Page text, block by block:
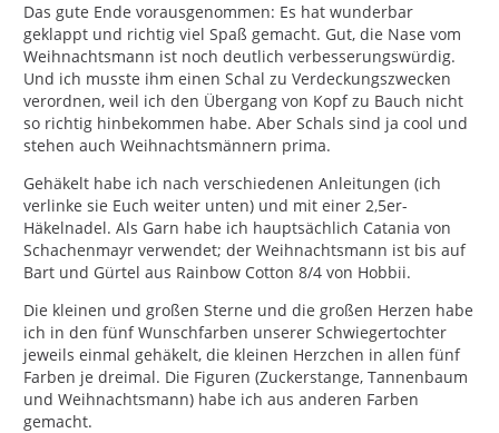
Das gute Ende vorausgenommen: Es hat wunderbar
geklappt und richtig viel Spaß gemacht. Gut, die Nase vom
Weihnachtsmann ist noch deutlich verbesserungswürdig.
Und ich musste ihm einen Schal zu Verdeckungszwecken
verordnen, weil ich den Übergang von Kopf zu Bauch nicht
so richtig hinbekommen habe. Aber Schals sind ja cool und
stehen auch Weihnachtsmännern prima.
Gehäkelt habe ich nach verschiedenen Anleitungen (ich
verlinke sie Euch weiter unten) und mit einer 2,5er-
Häkelnadel. Als Garn habe ich hauptsächlich Catania von
Schachenmayr verwendet; der Weihnachtsmann ist bis auf
Bart und Gürtel aus Rainbow Cotton 8/4 von Hobbii.
Die kleinen und großen Sterne und die großen Herzen habe
ich in den fünf Wunschfarben unserer Schwiegertochter
jeweils einmal gehäkelt, die kleinen Herzchen in allen fünf
Farben je dreimal. Die Figuren (Zuckerstange, Tannenbaum
und Weihnachtsmann) habe ich aus anderen Farben
gemacht.